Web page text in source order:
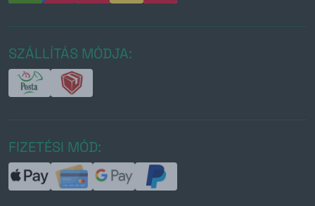
SZÁLLÍTÁS MÓDJA:
FIZETÉSI MÓD: